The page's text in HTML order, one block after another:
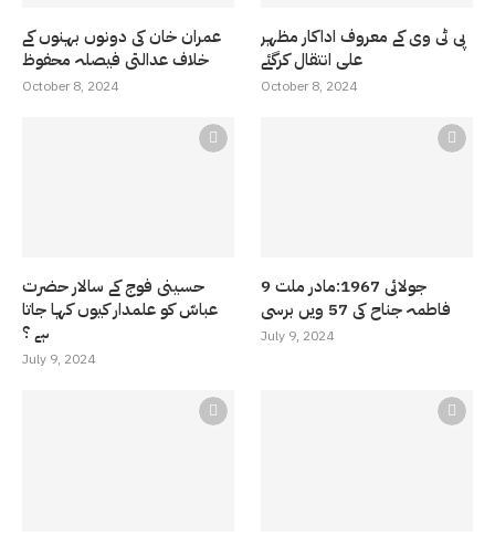
عمران خان کی دونوں بہنوں کے
خلاف عدالتی فیصلہ محفوظ
October 8, 2024
پی ٹی وی کے معروف اداکار مظہر
علی انتقال کرگئے
October 8, 2024
حسینی فوج کے سالار حضرت
عباسّ کو علمدار کیوں کہا جاتا
ہے ؟
July 9, 2024
9 جولائی 1967:مادر ملت
فاطمہ جناح کی 57 ویں برسی
July 9, 2024